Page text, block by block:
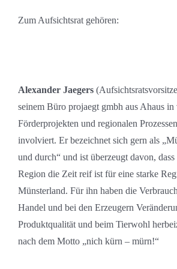
Zum Aufsichtsrat gehören:
Alexander Jaegers
seinem Büro projaegt gmbh aus Ahaus in
Förderprojekten und regionalen
involviert. Er bezeichnet sich gern als
und durch“ und ist überzeugt davon, dass
Region die Zeit reif ist für eine starke
Münsterland. Für ihn haben die
Handel und bei den Erzeugern
Produktqualität und beim Tierwohl
nach dem Motto „nich kürn – mürn!“